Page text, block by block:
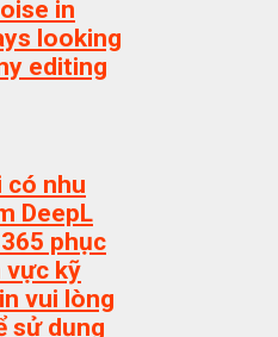
in
looking
editing
có nhu
DeepL
phục
vực kỹ
vui lòng
sử dụng